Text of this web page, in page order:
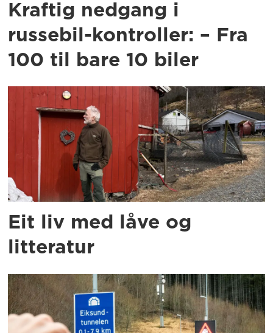
Kraftig nedgang i
russebil-kontroller: – Fra
100 til bare 10 biler
Eit liv med låve og
litteratur